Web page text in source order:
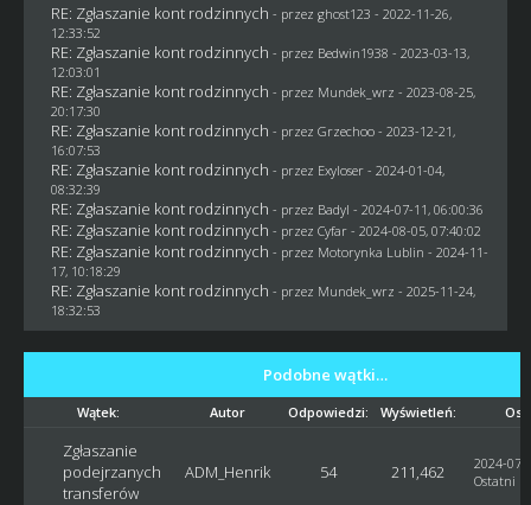
RE: Zgłaszanie kont rodzinnych - przez ghost123 - 2022-11-26,
12:33:52
RE: Zgłaszanie kont rodzinnych - przez Bedwin1938 - 2023-03-13,
12:03:01
RE: Zgłaszanie kont rodzinnych - przez Mundek_wrz - 2023-08-25,
20:17:30
RE: Zgłaszanie kont rodzinnych - przez Grzechoo- 2023-12-21,
16:07:53
RE: Zgłaszanie kont rodzinnych - przez Exyloser- 2024-01-04,
08:32:39
RE: Zgłaszanie kont rodzinnych - przez Badyl - 2024-07-11, 06:00:36
RE: Zgłaszanie kont rodzinnych - przez Cyfar- 2024-08-05, 07:40:02
RE: Zgłaszanie kont rodzinnych - przez Motorynka Lublin - 2024-11-
17, 10:18:29
RE: Zgłaszanie kont rodzinnych - przez Mundek_wrz - 2025-11-24,
18:32:53
Podobne wątki…
Wątek: Autor Odpowiedzi: Wyświetleń:
Zgłaszanie
podejrzanych
transferów
ADM_Henrik 54 211,462
2024-07-
Ostatni